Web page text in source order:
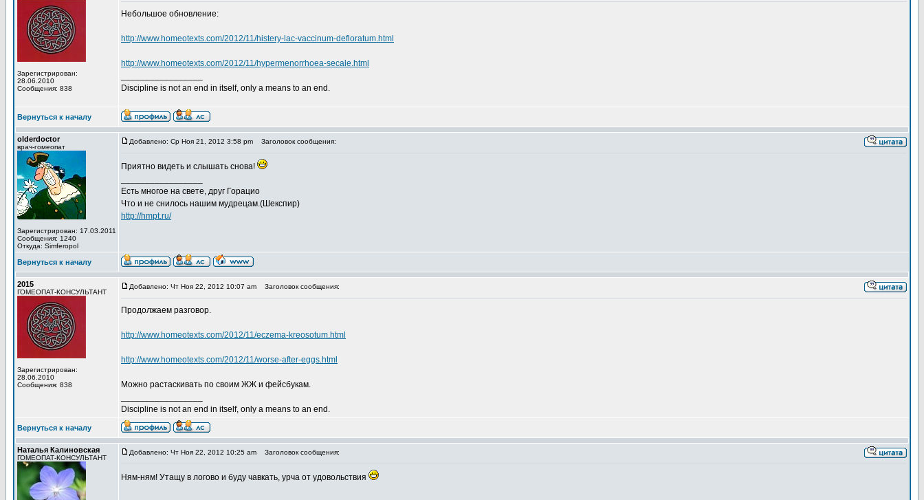
Зарегистрирован:
28.06.2010
Сообщения: 838
Небольшое обновление:
http://www.homeotexts.com/2012/11/histery-lac-vaccinum-defloratum.html
http://www.homeotexts.com/2012/11/hypermenorrhoea-secale.html
Discipline is not an end in itself, only a means to an end.
Вернуться к началу
olderdoctor
врач-гомеопат
Зарегистрирован: 17.03.2011
Сообщения: 1240
Откуда: Simferopol
Добавлено: Ср Ноя 21, 2012 3:58 pm Заголовок сообщения:
Приятно видеть и слышать снова!
Есть многое на свете, друг Горацио
Что и не снилось нашим мудрецам.(Шекспир)
http://hmpt.ru/
Вернуться к началу
2015
ГОМЕОПАТ-КОНСУЛЬТАНТ
Зарегистрирован:
28.06.2010
Сообщения: 838
Добавлено: Чт Ноя 22, 2012 10:07 am Заголовок сообщения:
Продолжаем разговор.
http://www.homeotexts.com/2012/11/eczema-kreosotum.html
http://www.homeotexts.com/2012/11/worse-after-eggs.html
Можно растаскивать по своим ЖЖ и фейсбукам.
Discipline is not an end in itself, only a means to an end.
Вернуться к началу
Наталья Калиновская
ГОМЕОПАТ-КОНСУЛЬТАНТ
Добавлено: Чт Ноя 22, 2012 10:25 am Заголовок сообщения:
Ням-ням! Утащу в логово и буду чавкать, урча от удовольствия